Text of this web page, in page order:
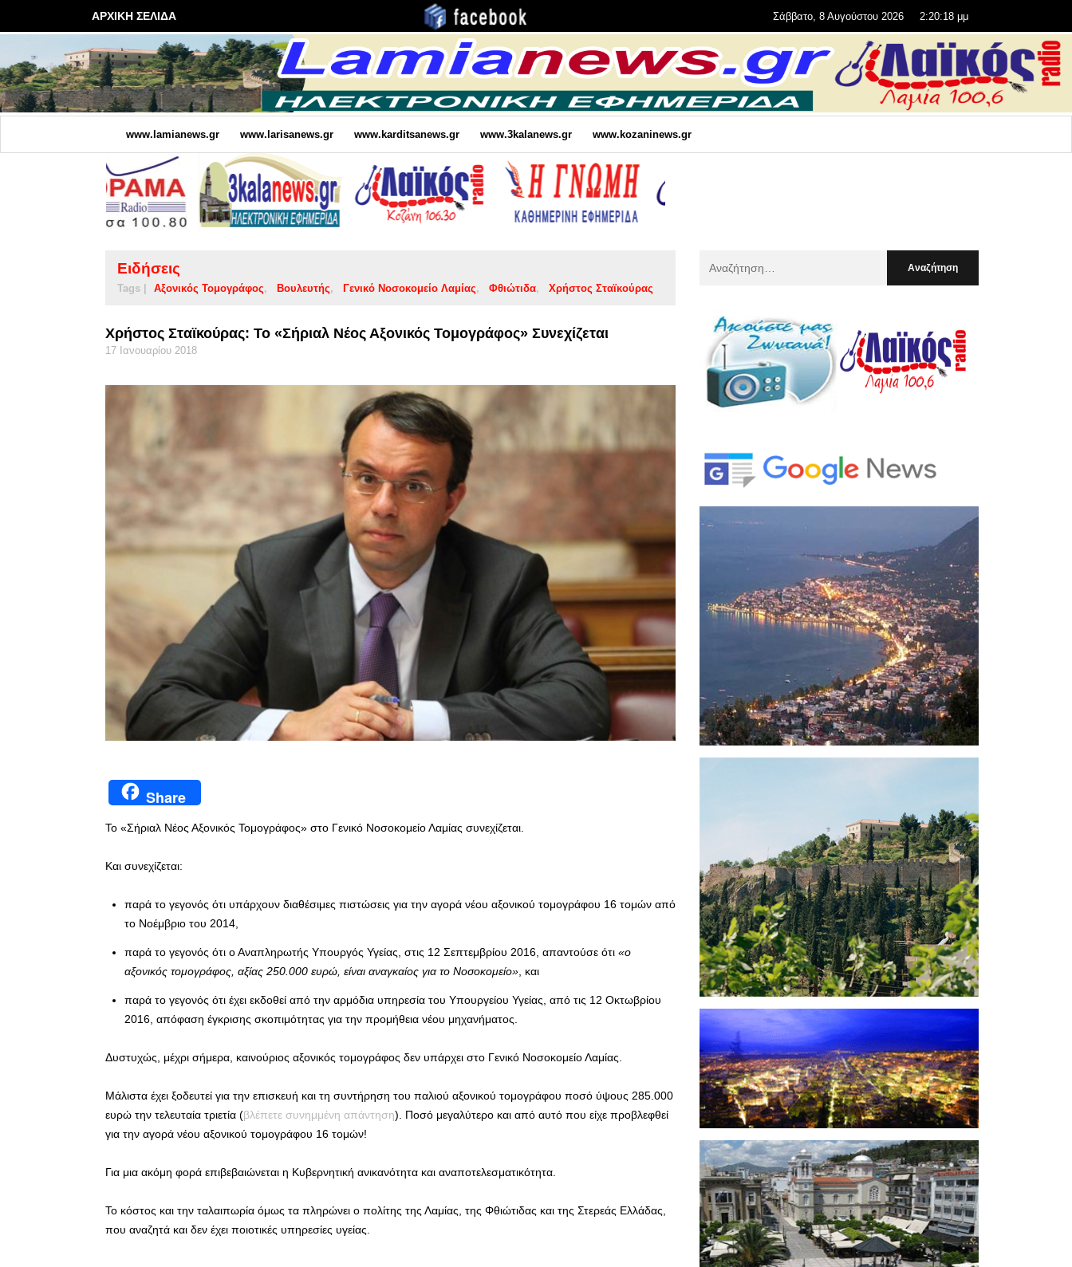
ΑΡΧΙΚΗ ΣΕΛΙΔΑ Σάββατο, 8 Αυγούστου 2026 2:20:19 μμ
www.lamianews.gr www.larisanews.gr www.karditsanews.gr www.3kalanews.gr www.kozaninews.gr
Ειδήσεις
Tags | Αξονικός Τομογράφος Βουλευτής Γενικό Νοσοκομείο Λαμίας Φθιώτιδα Χρήστος Σταϊκούρας
Χρήστος Σταϊκούρας: Το «Σήριαλ Νέος Αξονικός Τομογράφος» Συνεχίζεται
17 Ιανουαρίου 2018
Share
Το «Σήριαλ Νέος Αξονικός Τομογράφος» στο Γενικό Νοσοκομείο Λαμίας συνεχίζεται.
Και συνεχίζεται:
παρά το γεγονός ότι υπάρχουν διαθέσιμες πιστώσεις για την αγορά νέου αξονικού τομογράφου 16 τομών από
το Νοέμβριο του 2014,
παρά το γεγονός ότι ο Αναπληρωτής Υπουργός Υγείας, στις 12 Σεπτεμβρίου 2016, απαντούσε ότι «ο
αξονικός τομογράφος, αξίας 250.000 ευρώ, είναι αναγκαίος για το Νοσοκομείο» , και
παρά το γεγονός ότι έχει εκδοθεί από την αρμόδια υπηρεσία του Υπουργείου Υγείας, από τις 12 Οκτωβρίου
2016, απόφαση έγκρισης σκοπιμότητας για την προμήθεια νέου μηχανήματος.
Δυστυχώς, μέχρι σήμερα, καινούριος αξονικός τομογράφος δεν υπάρχει στο Γενικό Νοσοκομείο Λαμίας.
Μάλιστα έχει ξοδευτεί για την επισκευή και τη συντήρηση του παλιού αξονικού τομογράφου ποσό ύψους 285.000
ευρώ την τελευταία τριετία (βλέπετε συνημμένη απάντηση). Ποσό μεγαλύτερο και από αυτό που είχε προβλεφθεί
για την αγορά νέου αξονικού τομογράφου 16 τομών!
Για μια ακόμη φορά επιβεβαιώνεται η Κυβερνητική ανικανότητα και αναποτελεσματικότητα.
Το κόστος και την ταλαιπωρία όμως τα πληρώνει ο πολίτης της Λαμίας, της Φθιώτιδας και της Στερεάς Ελλάδας,
που αναζητά και δεν έχει ποιοτικές υπηρεσίες υγείας.